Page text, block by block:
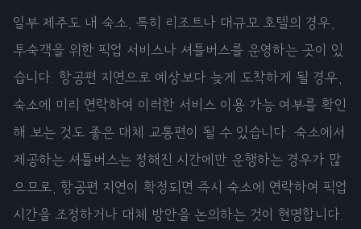
일부 제주도 내 숙소, 특히 리조트나 대규모 호텔의 경우,
투숙객을 위한 픽업 서비스나 셔틀버스를 운영하는 곳이 있
습니다. 항공편 지연으로 예상보다 늦게 도착하게 될 경우,
숙소에 미리 연락하여 이러한 서비스 이용 가능 여부를 확인
해 보는 것도 좋은 대체 교통편이 될 수 있습니다. 숙소에서
제공하는 셔틀버스는 정해진 시간에만 운행하는 경우가 많
으므로, 항공편 지연이 확정되면 즉시 숙소에 연락하여 픽업
시간을 조정하거나 대체 방안을 논의하는 것이 현명합니다.